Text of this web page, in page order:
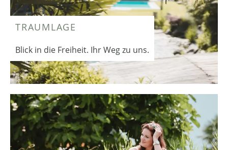
TRAUMLAGE
Blick in die Freiheit. Ihr Weg zu uns.